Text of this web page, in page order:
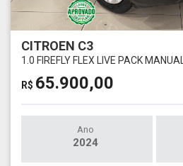
CITROEN C3
1.0 FIREFLY FLEX LIVE PACK MANUAL
R$ 65.900,00
Ano
2024